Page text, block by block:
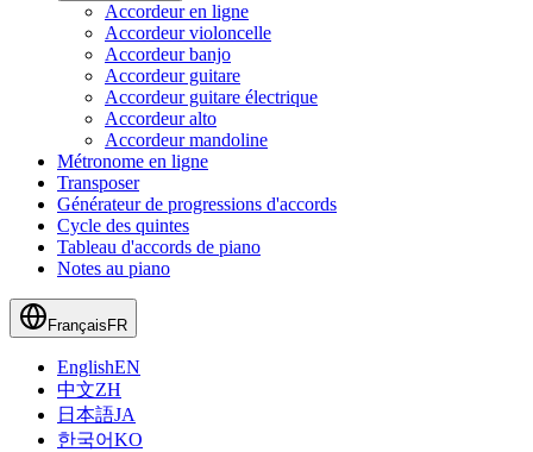
Accordeur en ligne
Accordeur violoncelle
Accordeur banjo
Accordeur guitare
Accordeur guitare électrique
Accordeur alto
Accordeur mandoline
Métronome en ligne
Transposer
Générateur de progressions d'accords
Cycle des quintes
Tableau d'accords de piano
Notes au piano
Français FR
EnglishEN
中文ZH
日本語JA
한국어KO